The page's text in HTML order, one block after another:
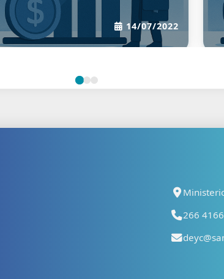
12/04/
266